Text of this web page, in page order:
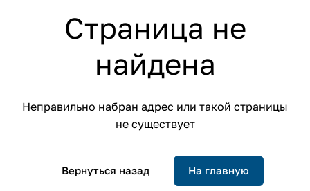
Страница не
найдена
Неправильно набран адрес или такой страницы
не существует
Вернуться назад На главную